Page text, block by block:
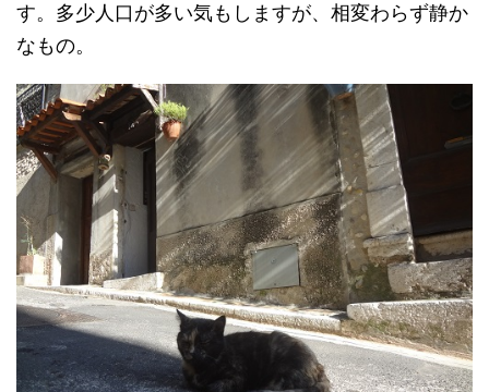
す。多少人口が多い気もしますが、相変わらず静か
なもの。